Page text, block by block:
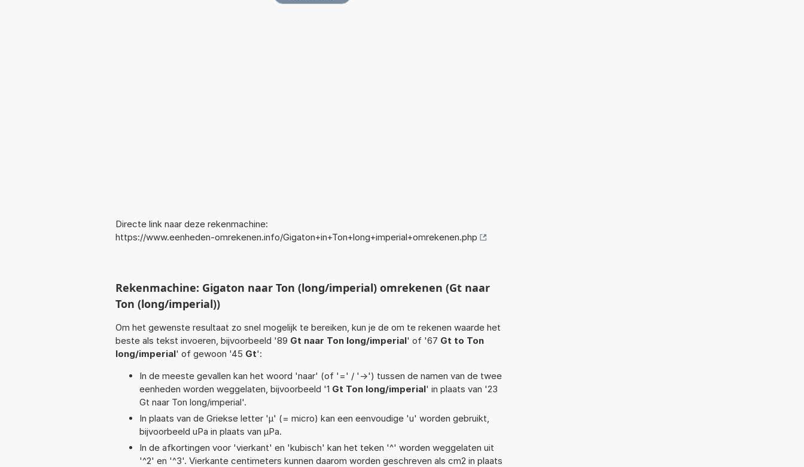
Directe link naar deze rekenmachine:
https://www.eenheden-omrekenen.info/Gigaton+in+Ton+long+imperial+omrekenen.php
Rekenmachine: Gigaton naar Ton (long/imperial) omrekenen (Gt naar
Ton (long/imperial))
Om het gewenste resultaat zo snel mogelijk te bereiken, kun je de om te rekenen waarde het
beste als tekst invoeren, bijvoorbeeld '89 Gt naar Ton long/imperial' of '67 Gt to Ton
long/imperial' of gewoon '45 Gt':
In de meeste gevallen kan het woord 'naar' (of '=' / '->') tussen de namen van de twee
eenheden worden weggelaten, bijvoorbeeld '1 Gt Ton long/imperial' in plaats van '23
Gt naar Ton long/imperial'.
In plaats van de Griekse letter 'µ' (= micro) kan een eenvoudige 'u' worden gebruikt,
bijvoorbeeld uPa in plaats van µPa.
In de afkortingen voor 'vierkant' en 'kubisch' kan het teken '^' worden weggelaten uit
'^2' en '^3'. Vierkante centimeters kunnen daarom worden geschreven als cm2 in plaats